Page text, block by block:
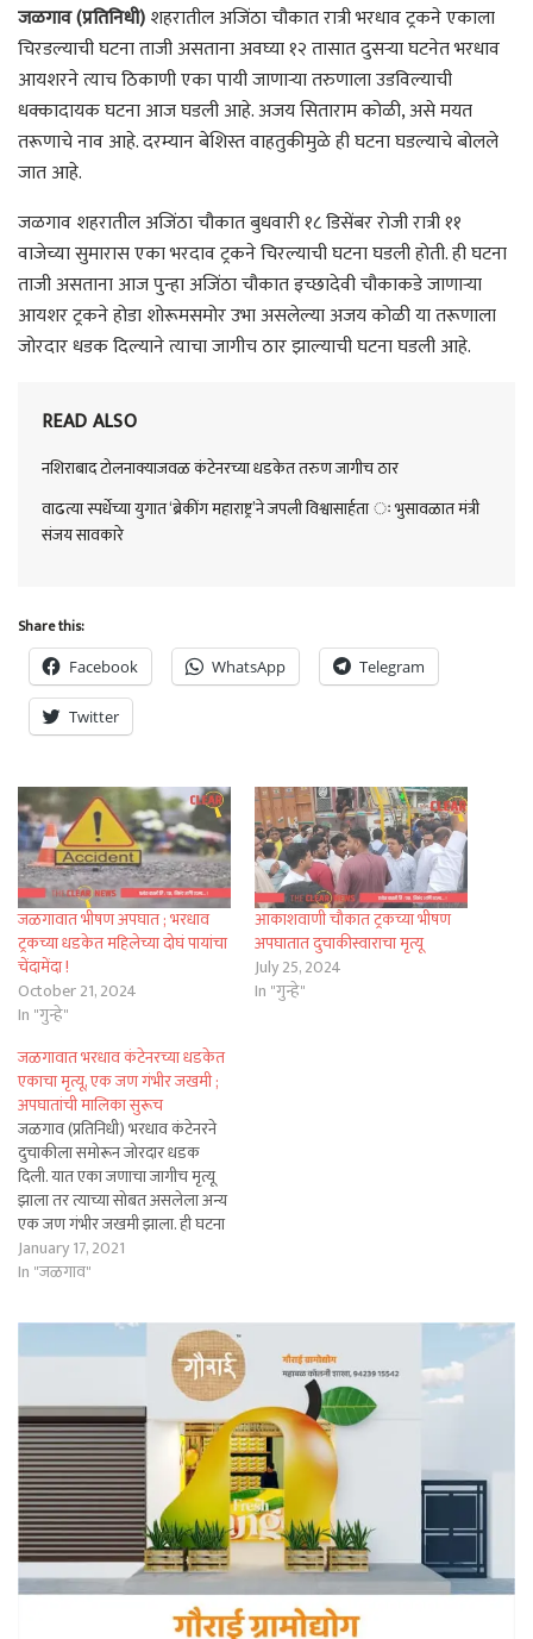
जळगाव (प्रतिनिधी)शहरातील अजिंठा चौकात रात्री भरधाव ट्रकने एकाला
चिरडल्याची घटना ताजी असताना अवघ्या १२ तासात दुसऱ्या घटनेत भरधाव
आयशरने त्याच ठिकाणी एका पायी जाणाऱ्या तरुणाला उडविल्याची
धक्कादायक घटना आज घडली आहे. अजय सिताराम कोळी, असे मयत
तरूणाचे नाव आहे. दरम्यान बेशिस्त वाहतुकीमुळे ही घटना घडल्याचे बोलले
जात आहे.
जळगाव शहरातील अजिंठा चौकात बुधवारी १८ डिसेंबर रोजी रात्री ११
वाजेच्या सुमारास एका भरदाव ट्रकने चिरल्याची घटना घडली होती. ही घटना
ताजी असताना आज पुन्हा अजिंठा चौकात इच्छादेवी चौकाकडे जाणाऱ्या
आयशर ट्रकने होडा शोरूमसमोर उभा असलेल्या अजय कोळी या तरूणाला
जोरदार धडक दिल्याने त्याचा जागीच ठार झाल्याची घटना घडली आहे.
READ ALSO
नशिराबाद टोलनाक्याजवळ कंटेनरच्या धडकेत तरुण जागीच ठार
वाढत्या स्पर्धेच्या युगात ‘ब्रेकींग महाराष्ट्र’ने जपली विश्वासार्हता ः भुसावळात मंत्री
संजय सावकारे
Share this:
Facebook WhatsApp Telegram
Twitter
जळगावात भीषण अपघात ; भरधाव
ट्रकच्या धडकेत महिलेच्या दोघं पायांचा
चेंदामेंदा !
October 21, 2024
In "गुन्हे"
आकाशवाणी चौकात ट्रकच्या भीषण
अपघातात दुचाकीस्वाराचा मृत्यू
July 25, 2024
In "गुन्हे"
जळगावात भरधाव कंटेनरच्या धडकेत
एकाचा मृत्यू, एक जण गंभीर जखमी ;
अपघातांची मालिका सुरूच
जळगाव (प्रतिनिधी) भरधाव कंटेनरने
दुचाकीला समोरून जोरदार धडक
दिली. यात एका जणाचा जागीच मृत्यू
झाला तर त्याच्या सोबत असलेला अन्य
एक जण गंभीर जखमी झाला. ही घटना
शहरातून जाणाऱ्या महामार्गावर घडली
आहे. तसेच शहरातून जाणाऱ्या
सुरू असताना अपघातांचा मालिका
सुरूच आहे. याबाबत वृत्त असे की,
January 17, 2021
In "जळगाव"